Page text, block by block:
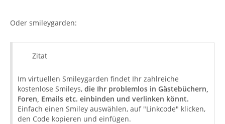
Oder smileygarden:
Zitat
Im virtuellen Smileygarden findet Ihr zahlreiche
kostenlose Smileys, die Ihr problemlos in Gästebüchern,
Foren, Emails etc. einbinden und verlinken könnt.
Einfach einen Smiley auswählen, auf "Linkcode" klicken,
den Code kopieren und einfügen.